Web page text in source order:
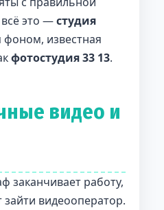
это —студия
известная
фотостудия 33 13.
видео и
заканчивает работу,
видеооператор.